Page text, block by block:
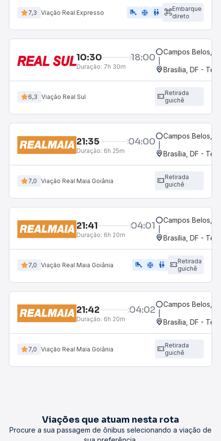
7,3 Viação Real Expresso airline_seat_legroom_extra ac_unit WC
Embarque
direto
10:30 18:00
Duração: 7h 30m
Campos Belos,
Brasília, DF -
6,3 Viação Real Sul
Retirada
guichê
21:35 04:00
Duração: 6h 25m
Campos Belos,
Brasília, DF -
7,0 Viação Real Maia Goiânia
Retirada
guichê
21:41 04:01
Duração: 6h 20m
Campos Belos,
Brasília, DF -
7,0 Viação Real Maia Goiânia airline_seat_legroom_extra ac_unit wc
Retirada
guichê
21:42 04:02
Duração: 6h 20m
Campos Belos,
Brasília, DF -
7,0 Viação Real Maia Goiânia
Retirada
guichê
Viações que atuam nesta rota
Procure a sua passagem de ônibus selecionando a viação de